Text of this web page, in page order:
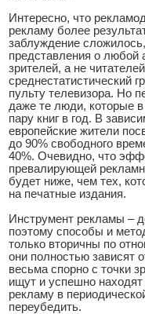
Интересно, что
рекламу более
заблуждение
представления о любой
зрителей, а не
среднестатистический
пульту телевизора. Но
даже те люди, которые
пару книг в год. В
европейские жители
до 90% свободного
40%. Очевидно, что
превалирующей
будет ниже, чем тех,
на печатные издания.
Инструмент рекламы –
поэтому способы и
только вторичны по
они полностью зависят
весьма спорно с точки
ищут и успешно
рекламу в
переубедить.